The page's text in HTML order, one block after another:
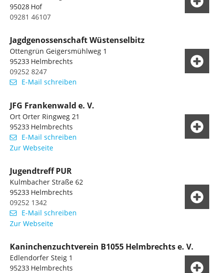
95028 Hof
09281 46107
Jagdgenossenschaft Wüstenselbitz
Ottengrün Geigersmühlweg 1
95233 Helmbrechts
09252 8247
E-Mail schreiben
JFG Frankenwald e. V.
Ort Orter Ringweg 21
95233 Helmbrechts
E-Mail schreiben
Zur Webseite
Jugendtreff PUR
Kulmbacher Straße 62
95233 Helmbrechts
09252 1342
E-Mail schreiben
Zur Webseite
Kaninchenzuchtverein B1055 Helmbrechts e. V.
Edlendorfer Steig 1
95233 Helmbrechts